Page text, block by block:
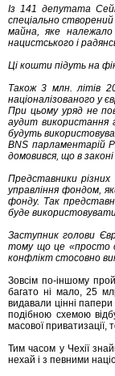
Із 141 депутата
спеціально
майна, яке
нацистського і
Ці кошти підуть на
Також 3 млн. літів
націоналізованого у
При цьому уряд не
аудит використання
будуть
BNS парламентарій
домовився, що в
Представники різних
управління фондом,
фонду. Так
буде
Заступник голови
тому що це «просто
конфлікт стосовно
Зовсім по-іншому
багато ні мало, 25
видавали цінні
подібною схемою
масової приватизації,
Тим часом у Чехії
нехай і з певними